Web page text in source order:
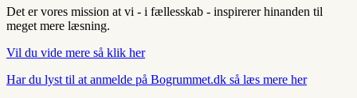
Det er vores mission at vi - i fællesskab - inspirerer hinanden til
meget mere læsning.
Vil du vide mere så klik her
Har du lyst til at anmelde på Bogrummet.dk så læs mere her